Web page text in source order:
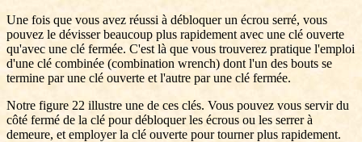
Une fois que vous avez réussi à débloquer un écrou serré, vous
pouvez le dévisser beaucoup plus rapidement avec une clé ouverte
qu'avec une clé fermée. C'est là que vous trouverez pratique l'emploi
d'une clé combinée (combination wrench) dont l'un des bouts se
termine par une clé ouverte et l'autre par une clé fermée.
Notre figure 22 illustre une de ces clés. Vous pouvez vous servir du
côté fermé de la clé pour débloquer les écrous ou les serrer à
demeure, et employer la clé ouverte pour tourner plus rapidement.